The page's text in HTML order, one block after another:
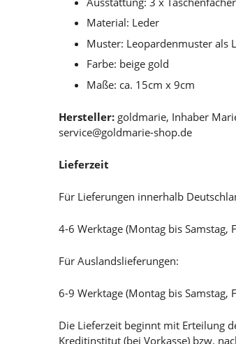
Material: Leder
Muster: Leopardenmuster als
Farbe: beige gold
Maße: ca. 15cm x 9cm
Hersteller: goldmarie, Inhaber
service@goldmarie-shop.de
Lieferzeit
Für Lieferungen innerhalb
4-6 Werktage (Montag bis Samstag,
Für Auslandslieferungen:
6-9 Werktage (Montag bis Samstag,
Die Lieferzeit beginnt mit Erteilung
Kreditinstitut (bei Vorkasse) bzw.